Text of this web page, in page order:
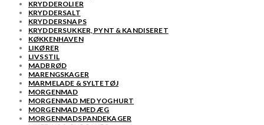
KRYDDEROLIER
KRYDDERSALT
KRYDDERSNAPS
KRYDDERSUKKER, PYNT & KANDISERET
KØKKENHAVEN
LIKØRER
LIVSSTIL
MADBRØD
MARENGSKAGER
MARMELADE & SYLTETØJ
MORGENMAD
MORGENMAD MED YOGHURT
MORGENMAD MED ÆG
MORGENMADSPANDEKAGER